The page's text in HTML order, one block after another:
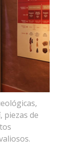
piezas de